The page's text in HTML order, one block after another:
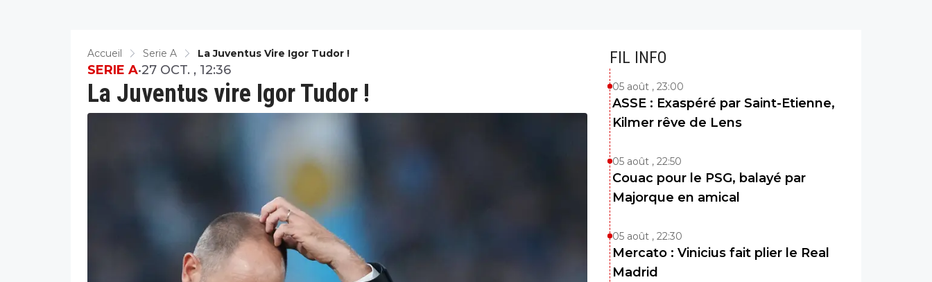
Accueil Serie A La Juventus Vire Igor Tudor !
La Juventus vire Igor Tudor !
SERIE A•27 OCT. , 12:36
FIL INFO
05 août , 23:00
ASSE : Exaspéré par Saint-Etienne,
Kilmer rêve de Lens
05 août , 22:50
Couac pour le PSG, balayé par
Majorque en amical
05 août , 22:30
Mercato : Vinicius fait plier le Real
Madrid